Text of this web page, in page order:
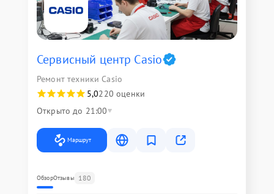
Сервисный центр Casio
Ремонт техники Casio
5,0220 оценки
Открыто до 21:00
Маршрут
ОбзорОтзывы 180